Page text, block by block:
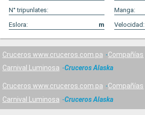
N° tripunlates:
Manga:
Eslora:
m Velocidad:
Cruceros www.cruceros.com.pa Compañías
Carnival Luminosa
Cruceros Alaska
Cruceros www.cruceros.com.pa Compañías
Carnival Luminosa
Cruceros Alaska